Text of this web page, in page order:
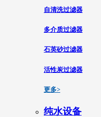
自清洗过滤器
多介质过滤器
石英砂过滤器
活性炭过滤器
更多>
纯水设备